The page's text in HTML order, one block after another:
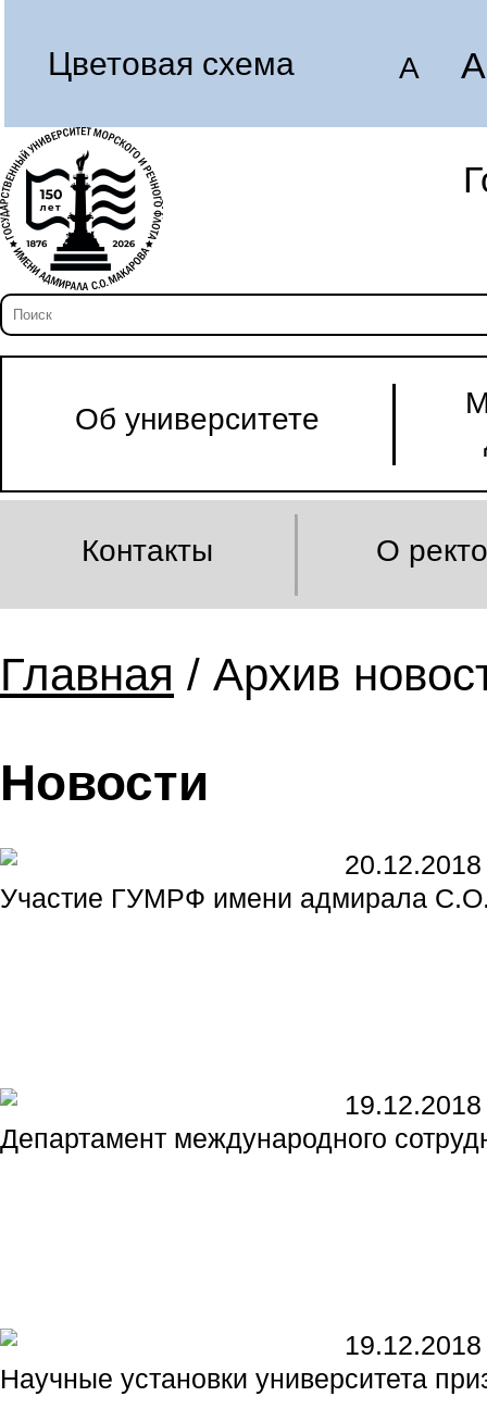
Цветовая схема A A
Об университете
Контакты О
Главная / Архив
Новости
20.12.2018
Участие ГУМРФ имени адмирала С.О.
19.12.2018
Департамент международного
19.12.2018
Научные установки университета